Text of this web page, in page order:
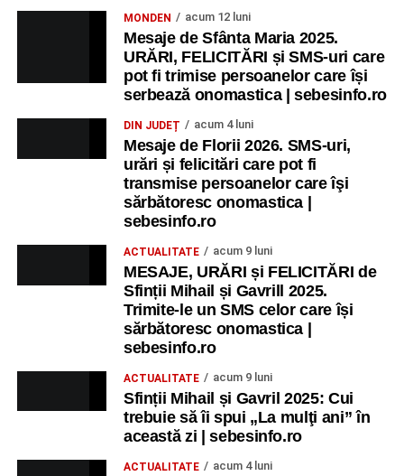
MONDEN acum 12 luni
Mesaje de Sfânta Maria 2025.
URĂRI, FELICITĂRI și SMS-uri care
pot fi trimise persoanelor care își
serbează onomastica | sebesinfo.ro
DIN JUDEȚ acum 4 luni
Mesaje de Florii 2026. SMS-uri,
urări și felicitări care pot fi
transmise persoanelor care îşi
sărbătoresc onomastica |
sebesinfo.ro
ACTUALITATE acum 9 luni
MESAJE, URĂRI și FELICITĂRI de
Sfinții Mihail și Gavrill 2025.
Trimite-le un SMS celor care își
sărbătoresc onomastica |
sebesinfo.ro
ACTUALITATE acum 9 luni
Sfinții Mihail și Gavril 2025: Cui
trebuie să îi spui „La mulţi ani” în
această zi | sebesinfo.ro
ACTUALITATE acum 4 luni